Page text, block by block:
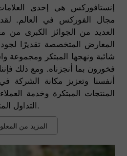
إنستافوركس هي إحدى
مجال الفوركس في العالم.
العديد من الجوائز الكبرى من
المعارض المتخصصة تقديرًا
شائبة ونهجها المبتكر
فخورون بما أنجزناه. ومع ذلك
أنفسنا وتعزيز مكانة الشركة
المنتجات المبتكرة وخدمة
التداول المتطورة لمتداولي التجزئة.
المزيد من